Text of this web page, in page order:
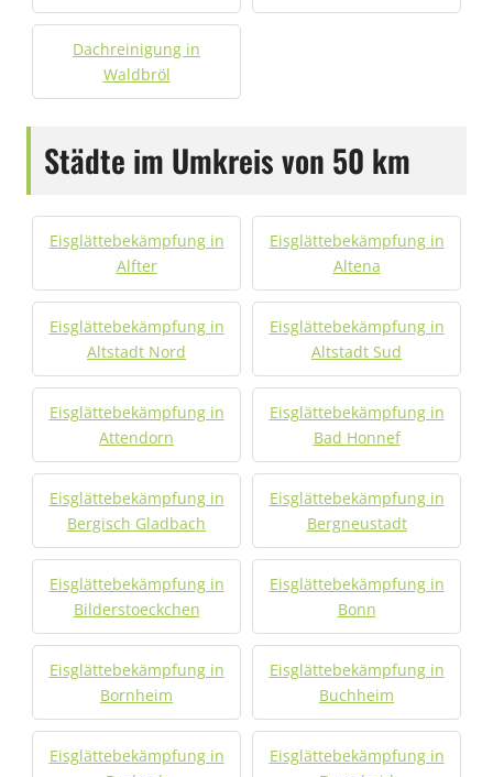
Dachreinigung in
Waldbröl
Städte im Umkreis von 50 km
Eisglättebekämpfung in
Alfter
Eisglättebekämpfung in
Altena
Eisglättebekämpfung in
Altstadt Nord
Eisglättebekämpfung in
Altstadt Sud
Eisglättebekämpfung in
Attendorn
Eisglättebekämpfung in
Bad Honnef
Eisglättebekämpfung in
Bergisch Gladbach
Eisglättebekämpfung in
Bergneustadt
Eisglättebekämpfung in
Bilderstoeckchen
Eisglättebekämpfung in
Bonn
Eisglättebekämpfung in
Bornheim
Eisglättebekämpfung in
Buchheim
Eisglättebekämpfung in
Eisglättebekämpfung in